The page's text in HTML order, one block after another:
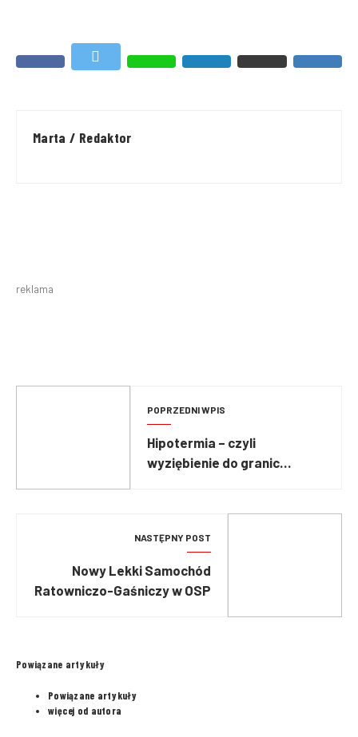
Marta / Redaktor
reklama
POPRZEDNI WPIS
Hipotermia – czyli
wyziębienie do granic
NASTĘPNY POST
Nowy Lekki Samochód
Ratowniczo-Gaśniczy w OSP
Powiązane artykuły
Powiązane artykuły
więcej od autora